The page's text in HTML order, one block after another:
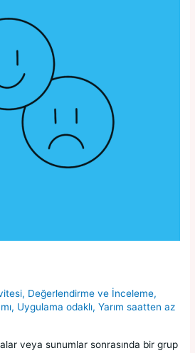
, Değerlendirme ve İnceleme,
, Uygulama odaklı,Yarım saatten az
veya sunumlar sonrasında bir grup